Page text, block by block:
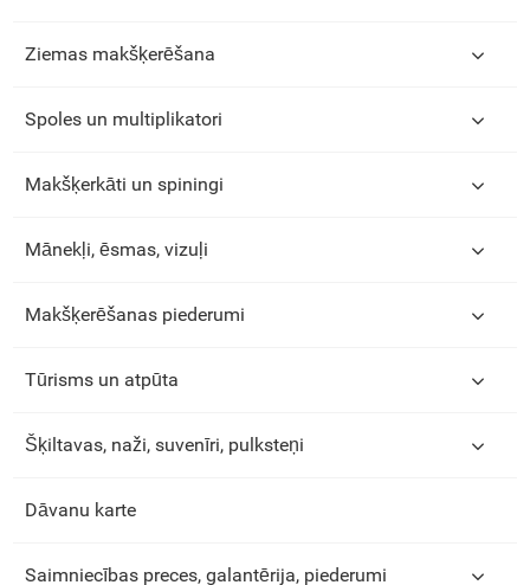
Ziemas makšķerēšana
Spoles un multiplikatori
Makšķerkāti un spiningi
Mānekļi, ēsmas, vizuļi
Makšķerēšanas piederumi
Tūrisms un atpūta
Šķiltavas, naži, suvenīri, pulksteņi
Dāvanu karte
Saimniecības preces, galantērija, piederumi